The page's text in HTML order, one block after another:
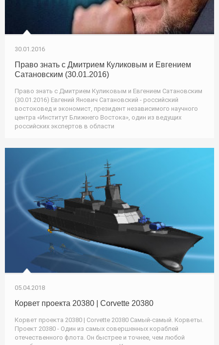
30.01.2016
Право знать с Дмитрием Куликовым и Евгением
Сатановским (30.01.2016)
Право знать с Дмитрием Куликовым и Евгением Сатановским
(30.01.2016) Евгений Янович Сатановский - российский
востоковед и экономист, президент независимого научного
центра «Институт Ближнего Востока», один из ведущих
российских экспертов в области
05.04.2018
Корвет проекта 20380 | Corvette 20380
Корвет проекта 20380 | Corvette 20380 Самый-самый. Корветы.
Проект 20380 - Один из самых совершенных кораблей
отечественного флота. Он быстрее и точнее, чем любой